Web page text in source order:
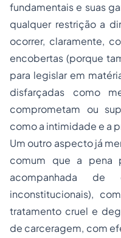
fundamentais e suas
qualquer restrição a
ocorrer, claramente,
encobertas (porque
para legislar em
disfarçadas como
comprometam ou
como a intimidade e a
Um outro aspecto já
comum que a pena
acompanhada
inconstitucionais),
tratamento cruel e
de carceragem, com